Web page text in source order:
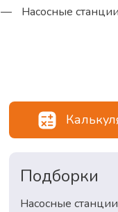
—
Насосные
Подборки
Насосные